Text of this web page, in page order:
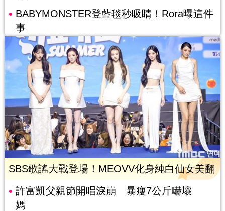
BABYMONSTER登藍毯秒吸睛！Rora曝這件
事
SBS歌謠大戰登場！MEOVV化身純白仙女美翻
許富凱父親節開唱淚崩 暴瘦7公斤嚇壞
媽